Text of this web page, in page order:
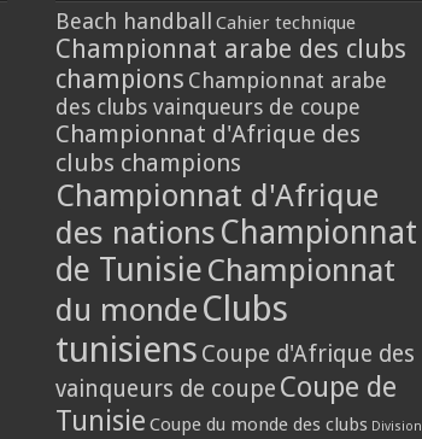
Beach handball Cahier technique
Championnat arabe des clubs
champions Championnat arabe
des clubs vainqueurs de coupe
Championnat d'Afrique des
clubs champions
Championnat d'Afrique
des nations Championnat
de Tunisie Championnat
du monde Clubs
tunisiens Coupe d'Afrique des
vainqueurs de coupe Coupe de
Tunisie Coupe du monde des clubs Division